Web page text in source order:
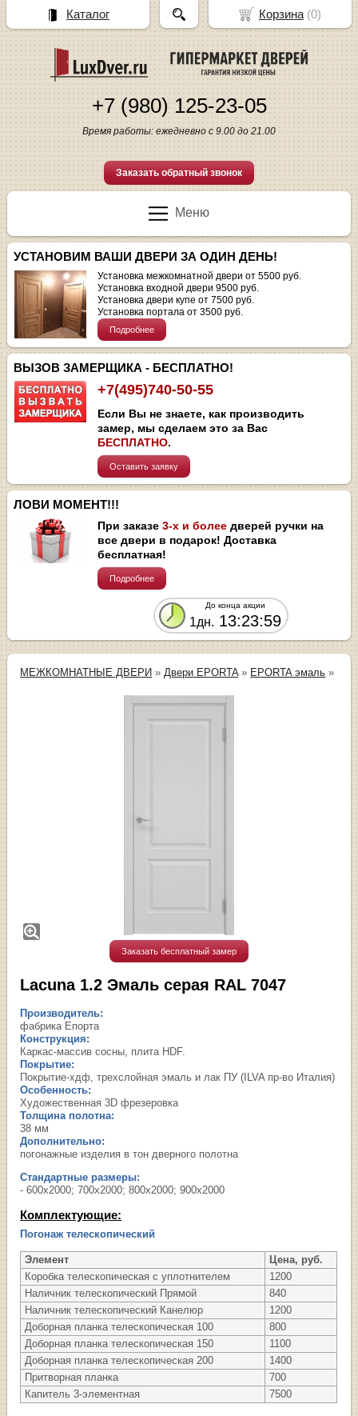
+7 (980) 125-23-05
Время работы: ежедневно с 9.00 до 21.00
Заказать обратный звонок
Меню
УСТАНОВИМ ВАШИ ДВЕРИ ЗА ОДИН ДЕНЬ!
Установка межкомнатной двери от 5500 руб.
Установка входной двери 9500 руб.
Установка двери купе от 7500 руб.
Установка портала от 3500 руб.
Подробнее
ВЫЗОВ ЗАМЕРЩИКА - БЕСПЛАТНО!
+7(495)740-50-55
Если Вы не знаете, как производить
замер, мы сделаем это за Вас
БЕСПЛАТНО.
Оставить заявку
ЛОВИ МОМЕНТ!!!
При заказе3-х и более дверей ручки на
все двери в подарок! Доставка
бесплатная!
Подробнее
До конца акции
1дн. 13:23:59
МЕЖКОМНАТНЫЕ ДВЕРИ » Двери EPORTA» EPORTA эмаль »
Заказать бесплатный замер
Lacuna 1.2 Эмаль серая RAL 7047
Производитель:
фабрика Епорта
Конструкция:
Каркас-массив сосны, плита HDF.
Покрытие:
Покрытие-хдф, трехслойная эмаль и лак ПУ (ILVA пр-во Италия)
Особенность:
Художественная 3D фрезеровка
Толщина полотна:
38 мм
Дополнительно:
погонажные изделия в тон дверного полотна
Стандартные размеры:
- 600х2000; 700х2000; 800х2000; 900х2000
Комплектующие:
Погонаж телескопический
Элемент
Цена, руб.
Коробка телескопическая с уплотнителем
1200
Наличник телескопический Прямой
840
Наличник телескопический Канелюр
1200
Доборная планка телескопическая 100
800
Доборная планка телескопическая 150
1100
Доборная планка телескопическая 200
1400
Притворная планка
700
Капитель 3-элементная
7500
Корзина(0)
Каталог